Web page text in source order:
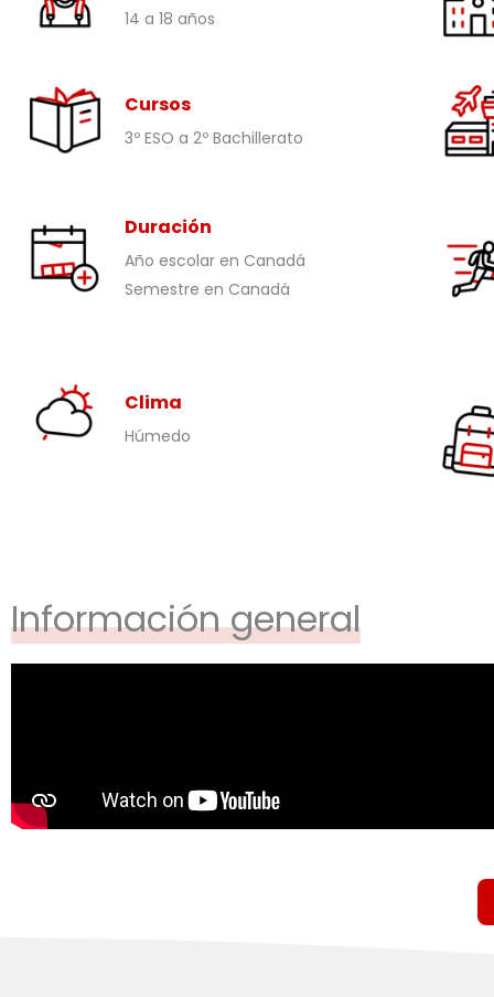
14 a 18 años
Cursos
3º ESO a 2º Bachillerato
Duración
Año escolar en Canadá
Semestre en Canadá
Clima
Húmedo
Información general